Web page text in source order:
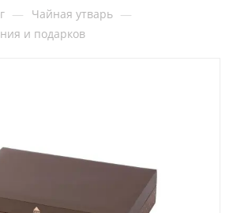
— Чайная утварь —
и подарков